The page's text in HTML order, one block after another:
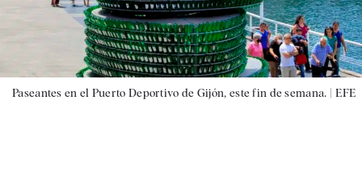
Paseantes en el Puerto Deportivo de Gijón, este fin de semana. | EFE